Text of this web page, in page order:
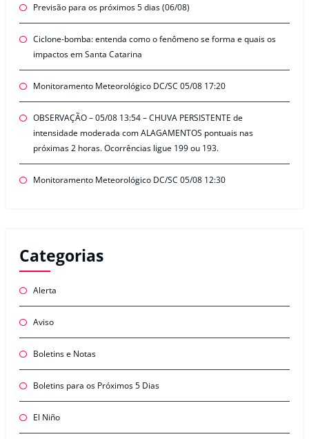
Previsão para os próximos 5 dias (06/08)
Ciclone-bomba: entenda como o fenômeno se forma e quais os
impactos em Santa Catarina
Monitoramento Meteorológico DC/SC 05/08 17:20
OBSERVAÇÃO – 05/08 13:54 – CHUVA PERSISTENTE de
intensidade moderada com ALAGAMENTOS pontuais nas
próximas 2 horas. Ocorrências ligue 199 ou 193.
Monitoramento Meteorológico DC/SC 05/08 12:30
Categorias
Alerta
Aviso
Boletins e Notas
Boletins para os Próximos 5 Dias
El Niño